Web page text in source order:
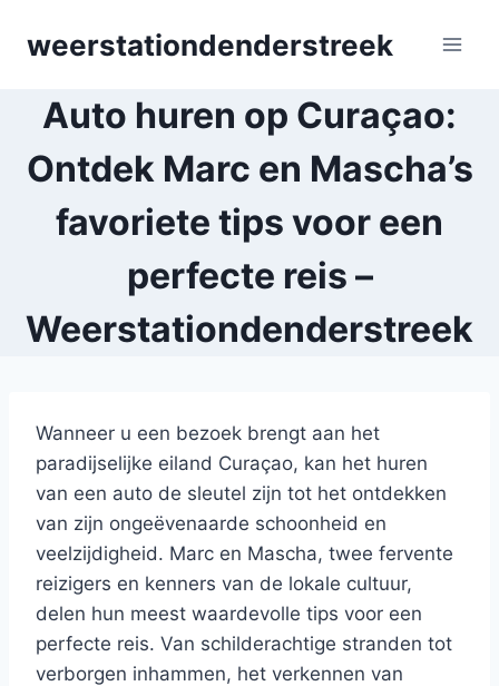
weerstationdenderstreek
Auto huren op Curaçao:
Ontdek Marc en Mascha’s
favoriete tips voor een
perfecte reis –
Weerstationdenderstreek
Wanneer u een bezoek brengt aan het
paradijselijke eiland Curaçao, kan het huren
van een auto de sleutel zijn tot het ontdekken
van zijn ongeëvenaarde schoonheid en
veelzijdigheid. Marc en Mascha, twee fervente
reizigers en kenners van de lokale cultuur,
delen hun meest waardevolle tips voor een
perfecte reis. Van schilderachtige stranden tot
verborgen inhammen, het verkennen van